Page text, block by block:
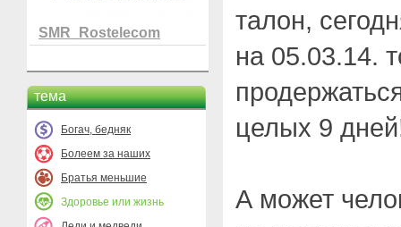
SMR_Rostelecom
тема
Богач, бедняк
Болеем за наших
Братья меньшие
Здоровье или жизнь
талон,
на 05.03.14.
целых 9
А может